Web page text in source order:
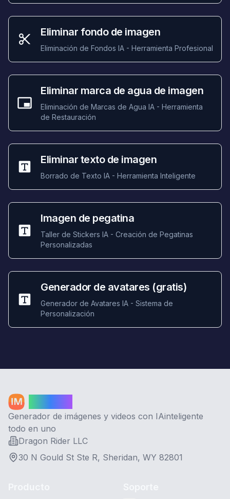
Eliminar fondo de imagen
Eliminación de Fondos IA - Herramienta Profesional
Eliminar marca de agua de imagen
Eliminación de Marcas de Agua IA - Herramienta
de Restauración
Eliminar texto de imagen
Borrado de Texto IA - Herramienta Inteligente
Imagen de pegatina
Taller de Stickers IA - Creación de Pegatinas
Personalizadas
Generador de avatares (gratis)
Generador de Avatares IA - Sistema de
Personalización
Generador de imágenes y videos con IAinteligente
todo en uno
Dragon Rider LLC
30 N Gould St Ste R, Sheridan, WY 82801